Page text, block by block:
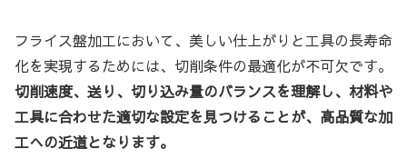
フライス盤加工において、美しい仕上がりと工具の長寿命
化を実現するためには、切削条件の最適化が不可欠です。
切削速度、送り、切り込み量のバランスを理解し、材料や
工具に合わせた適切な設定を見つけることが、高品質な加
工への近道となります。